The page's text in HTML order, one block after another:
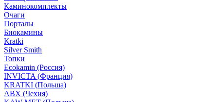
Каминокомплекты
Очаги
Порталы
Биокамины
Kratki
Silver Smith
Топки
Ecokamin (Россия)
INVICTA (Франция)
KRATKI (Польша)
ABX (Чехия)